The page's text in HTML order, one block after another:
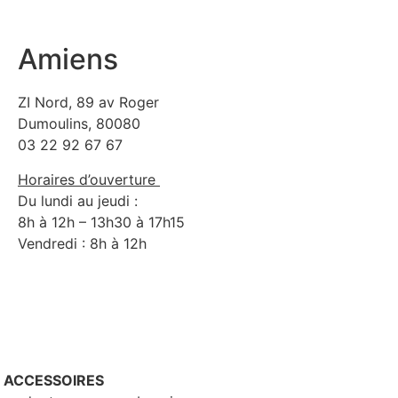
Amiens
ZI Nord, 89 av Roger
Dumoulins, 80080
03 22 92 67 67
Horaires d’ouverture
Du lundi au jeudi :
8h à 12h – 13h30 à 17h15
Vendredi : 8h à 12h
ACCESSOIRES